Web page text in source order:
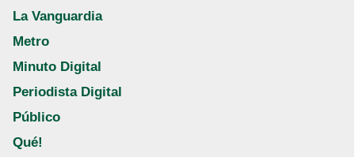
La Vanguardia
Metro
Minuto Digital
Periodista Digital
Público
Qué!